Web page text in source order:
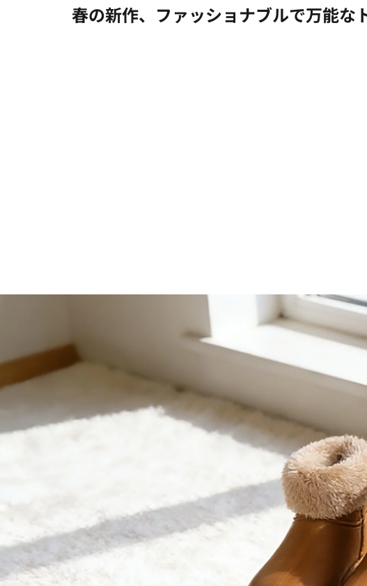
春の新作、ファッショナブルで万能な